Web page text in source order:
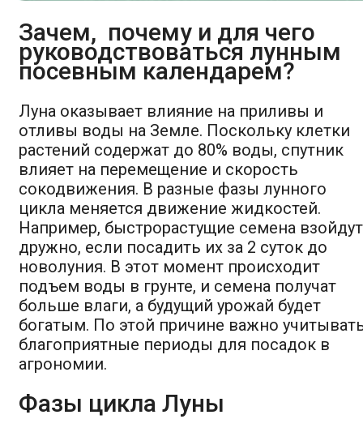
Зачем, почему и для чего
руководствоваться лунным
посевным календарем?
Луна оказывает влияние на приливы и
отливы воды на Земле. Поскольку клетки
растений содержат до 80% воды, спутник
влияет на перемещение и скорость
сокодвижения. В разные фазы лунного
цикла меняется движение жидкостей.
Например, быстрорастущие семена взойдут
дружно, если посадить их за 2 суток до
новолуния. В этот момент происходит
подъем воды в грунте, и семена получат
больше влаги, а будущий урожай будет
богатым. По этой причине важно
благоприятные периоды для посадок в
агрономии.
Фазы цикла Луны